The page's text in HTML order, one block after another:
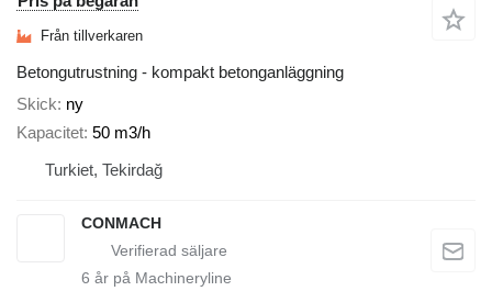
Från tillverkaren
Betongutrustning - kompakt betonganläggning
Skick ny
Kapacitet 50 m3/h
Turkiet, Tekirdağ
CONMACH
6 år på Machineryline